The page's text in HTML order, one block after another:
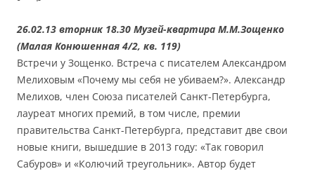
26.02.13 вторник 18.30 Музей-квартира М.М.Зощенко
(Малая Конюшенная 4/2, кв. 119)
Встречи у Зощенко. Встреча с писателем Александром
Мелиховым «Почему мы себя не убиваем?». Александр
Мелихов, член Союза писателей Санкт-Петербурга,
лауреат многих премий, в том числе, премии
правительства Санкт-Петербурга, представит две свои
новые книги, вышедшие в 2013 году: «Так говорил
Сабуров» и «Колючий треугольник». Автор будет